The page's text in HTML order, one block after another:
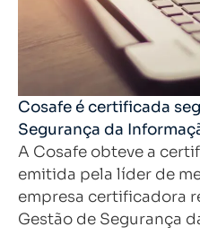
Cosafe é certificada
Segurança da
A Cosafe obteve a
emitida pela líder de
empresa certificadora
Gestão de Segurança